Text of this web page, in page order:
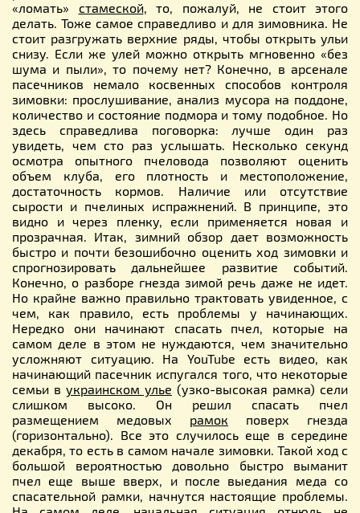
«ломать» стамеской, то, пожалуй, не стоит этого
делать. Тоже самое справедливо и для зимовника. Не
стоит разгружать верхние ряды, чтобы открыть ульи
снизу. Если же улей можно открыть мгновенно «без
шума и пыли», то почему нет? Конечно, в арсенале
пасечников немало косвенных cпocoбов контроля
зимовки: прослушивание, анализ мусора на поддоне,
количество и состояние подмора и тому подобное. Но
здесь справедлива поговорка: лучше один раз
увидеть, чем сто раз услышать. Несколько секунд
осмотра опытного пчеловода позволяют оценить
объем клуба, его плотность и местоположение,
достаточность кормов. Наличие или отсутствие
сырости и пчелиных испражнений. В принципе, это
видно и через пленку, если применяется новая и
прозрачная. Итак, зимний обзор дает возможность
быстро и почти безошибочно оценить ход зимовки и
спрогнозировать дальнейшее развитие событий.
Конечно, о разборе гнезда зимой речь даже не идет.
Но крайне важно правильно трактовать увиденное, с
чем, как правило, есть проблемы у начинающих.
Нередко они начинают спасать пчел, которые на
самом деле в этом не нуждаются, чем значительно
усложняют ситуацию. На YouTube есть видео, как
начинающий пасечник испугался того, что некоторые
семьи в украинском улье (узко-высокая рамка) сели
слишком высоко. Он решил спасать пчел
размещением медовых рамок поверх гнезда
(горизонтально). Все это случилось еще в середине
декабря, то есть в самом начале зимовки. Такой ход с
большой вероятностью довольно быстро выманит
пчел еще выше вверх, и после выедания меда со
спасательной рамки, начнутся настоящие проблемы.